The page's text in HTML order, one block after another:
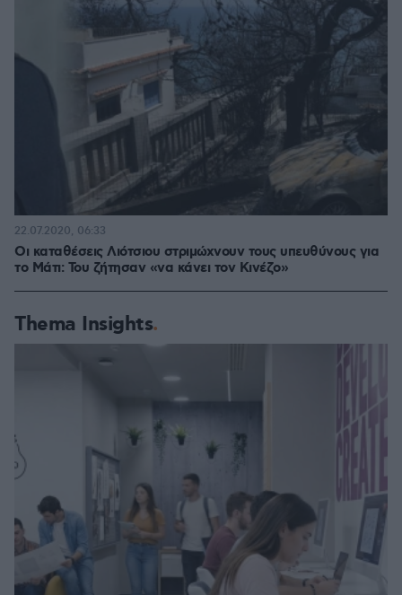
Οι καταθέσεις Λιότσιου στριμώχνουν τους υπευθύνους για
το Μάτι: Του ζήτησαν «να κάνει τον Κινέζο»
22.07.2020, 06:33
Thema Insights